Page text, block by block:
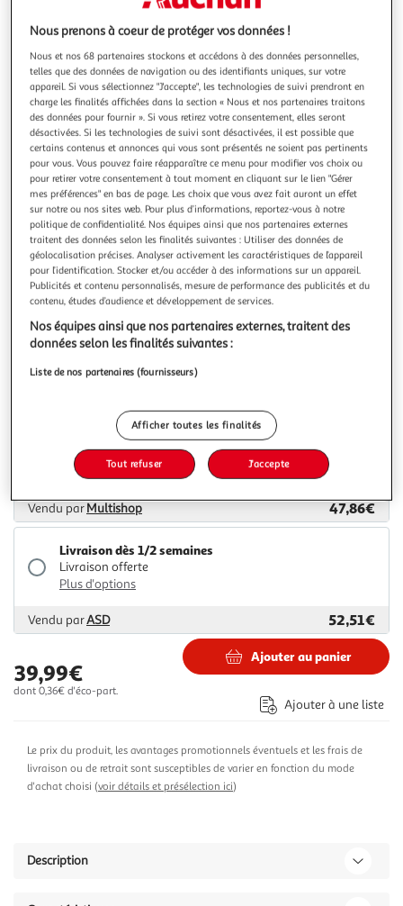
précédentesuivante
FRIFRI
Plaque croque monsieur
Conseil de sécurité : Produit non concerné Poids Net (kg) :
1.200 Hauteur (cm) : 7.50 Largeur (cm) : 25.50
En savoir +
Vendu parBoulanger
Livr. ou retrait dès 3/4 jours
Livraison et retrait offerts
Plus d'options
Vendu par Boulanger 39,99€
Livraison dès 5/6 jours
Livraison offerte
Livraison dès 1/2 semaines
4,99€
Plus d'options
Vendu parMultishop 47,86€
Livraison dès 1/2 semaines
Livraison offerte
Plus d'options
Vendu parASD 52,51€
39,99€
dont 0,36€ d'éco-part.
Ajouter au panier
Ajouter à une liste
Le prix du produit, les avantages promotionnels éventuels et les frais de
livraison ou de retrait sont susceptibles de varier en fonction du mode
d'achat choisi (voir détails et présélection ici)
Description
Nous prenons à coeur de protéger vos données !
Nous et nos 68 partenaires stockons et accédons à des données personnelles,
telles que des données de navigation ou des identifiants uniques, sur votre
appareil. Si vous sélectionnez "J'accepte", les technologies de suivi prendront en
charge les finalités affichées dans la section « Nous et nos partenaires traitons
des données pour fournir ». Si vous retirez votre consentement, elles seront
désactivées. Si les technologies de suivi sont désactivées, il est possible que
certains contenus et annonces qui vous sont présentés ne soient pas pertinents
pour vous. Vous pouvez faire réapparaître ce menu pour modifier vos choix ou
pour retirer votre consentement à tout moment en cliquant sur le lien "Gérer
mes préférences" en bas de page. Les choix que vous avez fait auront un effet
sur notre ou nos sites web. Pour plus d’informations, reportez-vous à notre
politique de confidentialité. Nos équipes ainsi que nos partenaires externes
traitent des données selon les finalités suivantes : Utiliser des données de
géolocalisation précises. Analyser activement les caractéristiques de l’appareil
pour l’identification. Stocker et/ou accéder à des informations sur un appareil.
Publicités et contenu personnalisés, mesure de performance des publicités et du
contenu, études d’audience et développement de services.
Nos équipes ainsi que nos partenaires externes, traitent des
données selon les finalités suivantes :
Liste de nos partenaires (fournisseurs)
Afficher toutes les finalités
Tout refuser J'accepte